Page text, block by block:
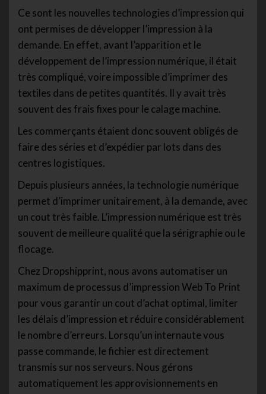
Ce sont les nouvelles technologies d’impression qui
ont permises de développer l’impression à la
demande. En effet, avant l’apparition et le
développement de l’impression numérique, il était
très compliqué, voire impossible d’imprimer des
textiles dans de petites quantités. Il y avait très
souvent des frais fixes pour le calage machine.
Les commerçants étaient donc souvent obligés de
faire des séries et d’expédier par lots dans des
centres logistiques.
Depuis plusieurs années, la technologie numérique
permet d’imprimer unitairement, à la demande, avec
un cout très faible. L’impression numérique est très
souvent de meilleure qualité que la sérigraphie ou le
flocage.
Chez Dropshipprint, nous avons automatiser un
maximum de processus d’impression Web To Print
pour vous garantir un cout d’achat optimal, limiter
les délais d’impression et réduire considérablement
le nombre d’erreurs. Lorsqu’un internaute vous
passe commande, le fichier est directement
transmis sur nos serveurs. Nous gérons
automatiquement les approvisionnements en